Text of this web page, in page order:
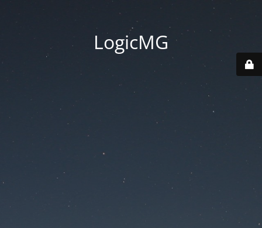
LogicMG